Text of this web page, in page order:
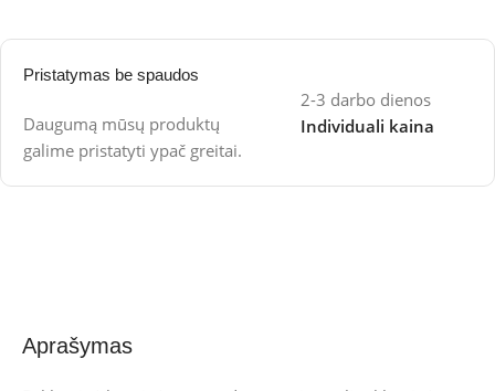
Pristatymas be spaudos
Daugumą mūsų produktų
galime pristatyti ypač greitai.
2-3 darbo dienos
Individuali kaina
Aprašymas